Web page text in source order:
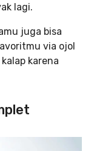
lagi.
juga bisa
via ojol
karena